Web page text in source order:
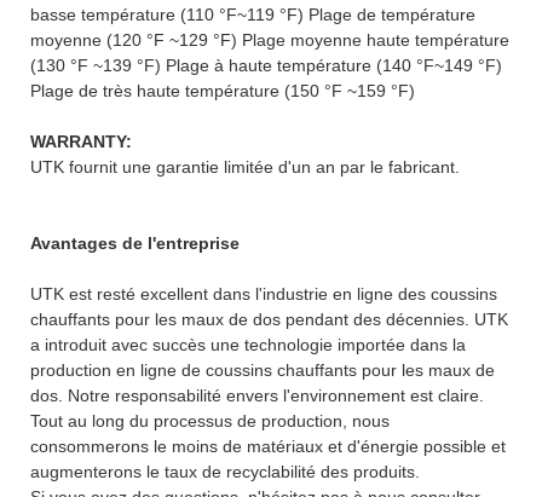
basse température (110 °F~119 °F) Plage de température
moyenne (120 °F ~129 °F) Plage moyenne haute température
(130 °F ~139 °F) Plage à haute température (140 °F~149 °F)
Plage de très haute température (150 °F ~159 °F)
WARRANTY:
UTK fournit une garantie limitée d'un an par le fabricant.
Avantages de l'entreprise
UTK est resté excellent dans l'industrie en ligne des coussins
chauffants pour les maux de dos pendant des décennies. UTK
a introduit avec succès une technologie importée dans la
production en ligne de coussins chauffants pour les maux de
dos. Notre responsabilité envers l'environnement est claire.
Tout au long du processus de production, nous
consommerons le moins de matériaux et d'énergie possible et
augmenterons le taux de recyclabilité des produits.